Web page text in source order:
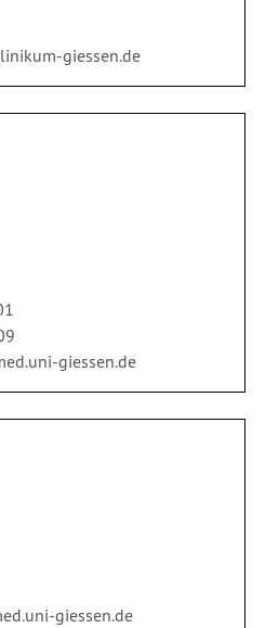
giessen.de
giessen.de
giessen.de